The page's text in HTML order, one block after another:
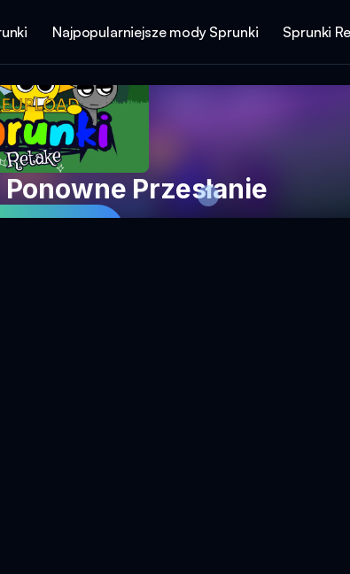
Najpopularniejsze mody Sprunki Sprunki
Przesłanie